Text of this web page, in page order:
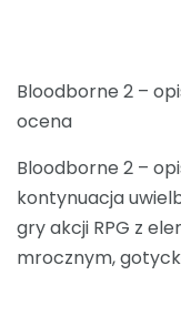
Bloodborne 2 –
ocena
Bloodborne 2 –
kontynuacja
gry akcji RPG z
mrocznym,